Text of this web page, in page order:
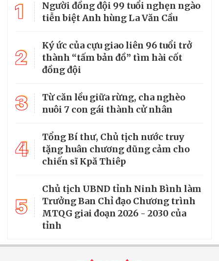
1
Người đồng đội 99 tuổi nghẹn ngào
tiễn biệt Anh hùng La Văn Cầu
2
Ký ức của cựu giao liên 96 tuổi trở
thành “tấm bản đồ” tìm hài cốt
đồng đội
3
Từ căn lều giữa rừng, cha nghèo
nuôi 7 con gái thành cử nhân
4
Tổng Bí thư, Chủ tịch nước truy
tặng huân chương dũng cảm cho
chiến sĩ Kpă Thiêp
5
Chủ tịch UBND tỉnh Ninh Bình làm
Trưởng Ban Chỉ đạo Chương trình
MTQG giai đoạn 2026 - 2030 của
tỉnh